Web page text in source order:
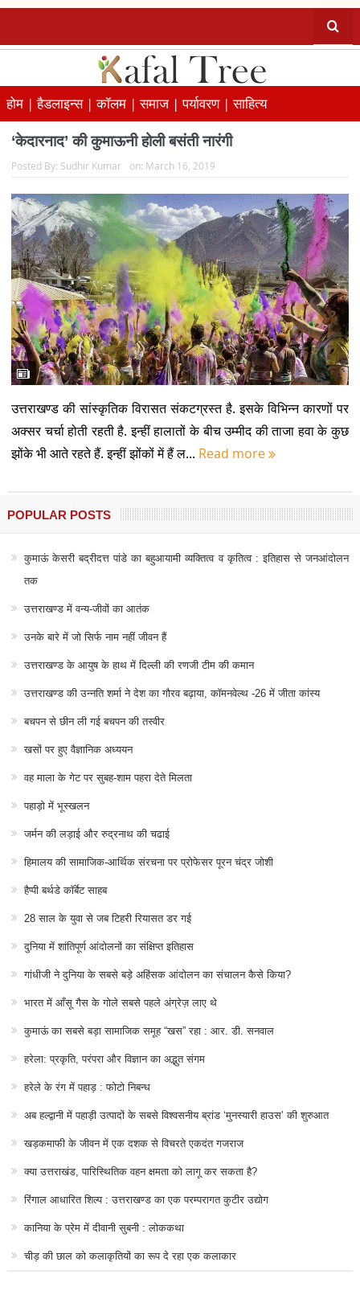
होम |हैडलाइन्स |कॉलम |समाज |पर्यावरण |साहित्य
‘केदारनाद’ की कुमाऊनी होली बसंती नारंगी
Posted By: Sudhir Kumar on: March 16, 2019
उत्तराखण्ड की सांस्कृतिक विरासत संकटग्रस्त है. इसके विभिन्न कारणों पर
अक्सर चर्चा होती रहती है. इन्हीं हालातों के बीच उम्मीद की ताजा हवा के कुछ
झोंके भी आते रहते हैं. इन्हीं झोंकों में हैं ल... Read more
POPULAR POSTS
कुमाऊं केसरी बद्रीदत्त पांडे का बहुआयामी व्यक्तित्व व कृतित्व : इतिहास से जनआंदोलन
तक
उत्तराखण्ड में वन्य-जीवों का आतंक
उनके बारे में जो सिर्फ नाम नहीं जीवन हैं
उत्तराखण्ड के आयुष के हाथ में दिल्ली की रणजी टीम की कमान
उत्तराखण्ड की उन्नति शर्मा ने देश का गौरव बढ़ाया, कॉमनवेल्थ -26 में जीता कांस्य
बचपन से छीन ली गई बचपन की तस्वीर
खसों पर हुए वैज्ञानिक अध्ययन
वह माला के गेट पर सुबह-शाम पहरा देते मिलता
पहाड़ो में भूस्खलन
जर्मन की लड़ाई और रुद्रनाथ की चढाई
हिमालय की सामाजिक-आर्थिक संरचना पर प्रोफेसर पूरन चंद्र जोशी
हैप्पी बर्थडे कॉर्बेट साहब
28 साल के युवा से जब टिहरी रियासत डर गई
दुनिया में शांतिपूर्ण आंदोलनों का संक्षिप्त इतिहास
गांधीजी ने दुनिया के सबसे बड़े अहिंसक आंदोलन का संचालन कैसे किया?
भारत में आँसू गैस के गोले सबसे पहले अंग्रेज़ लाए थे
कुमाऊं का सबसे बड़ा सामाजिक समूह “खस” रहा : आर. डी. सनवाल
हरेला: प्रकृति, परंपरा और विज्ञान का अद्भुत संगम
हरेले के रंग में पहाड़ : फोटो निबन्ध
अब हल्द्वानी में पहाड़ी उत्पादों के सबसे विश्वसनीय ब्रांड ‘मुनस्यारी हाउस’ की शुरुआत
खड़कमाफी के जीवन में एक दशक से विचरते एकदंत गजराज
क्या उत्तराखंड, पारिस्थितिक वहन क्षमता को लागू कर सकता है?
रिंगाल आधारित शिल्प : उत्तराखण्ड का एक परम्परागत कुटीर उद्योग
कानिया के प्रेम में दीवानी सुबनी : लोककथा
चीड़ की छाल को कलाकृतियों का रूप दे रहा एक कलाकार